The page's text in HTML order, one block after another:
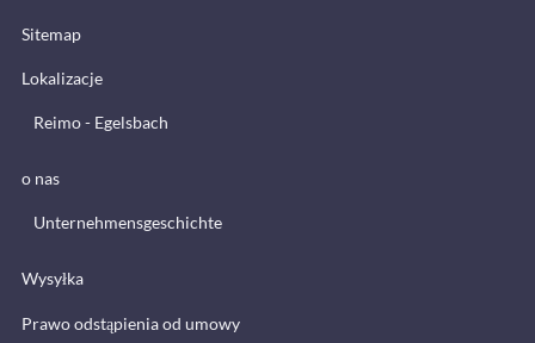
Sitemap
Lokalizacje
Reimo - Egelsbach
o nas
Unternehmensgeschichte
Wysyłka
Prawo odstąpienia od umowy